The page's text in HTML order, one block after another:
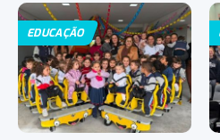
EDUCAÇÃO